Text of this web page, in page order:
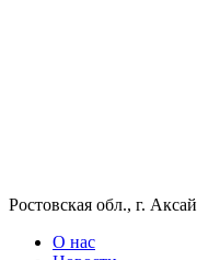
Ростовская обл., г. Аксай
О нас